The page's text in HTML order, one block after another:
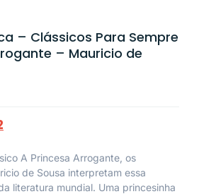
– Clássicos Para Sempre
– Mauricio de
A Princesa Arrogante, os
de Sousa interpretam essa
literatura mundial. Uma princesinha